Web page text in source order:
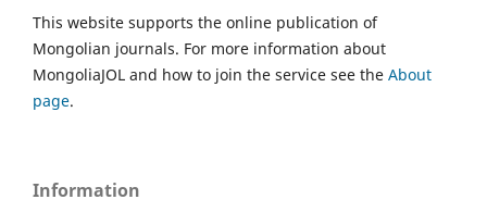
This website supports the online publication of
Mongolian journals. For more information about
MongoliaJOL and how to join the service see the About
page.
Information